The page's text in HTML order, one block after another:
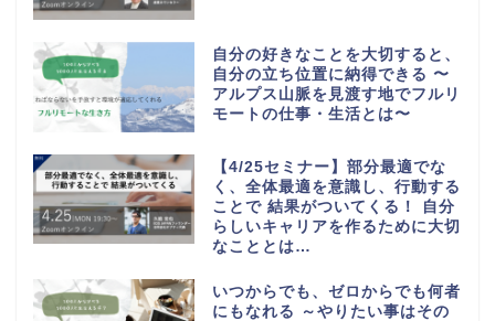
自分の好きなことを大切すると、
自分の立ち位置に納得できる 〜
アルプス山脈を見渡す地でフルリ
モートの仕事・生活とは〜
【4/25セミナー】部分最適でな
く、全体最適を意識し、行動する
ことで 結果がついてくる！ 自分
らしいキャリアを作るために大切
なこととは…
いつからでも、ゼロからでも何者
にもなれる ～やりたい事はその